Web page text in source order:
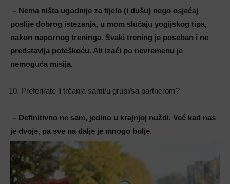
– Nema ništa ugodnije za tijelo (i dušu) nego osjećaj
poslije dobrog istezanja, u mom slučaju yogijskog tipa,
nakon napornog treninga. Svaki trening je poseban i ne
predstavlja poteškoću. Ali izaći po nevremenu je
nemoguća misija.
Preferirate li trčanja sami/u grupi/sa partnerom?
– Definitivno ne sam, jedino u krajnjoj nuždi. Već kad nas
je dvoje, pa sve na dalje je mnogo bolje.